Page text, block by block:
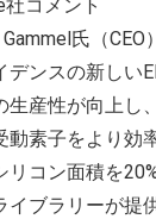
コメント
氏（CEO）
デンスの新し
生産性が向上し
動素子をより効
リコン面積を
イブラリーが提